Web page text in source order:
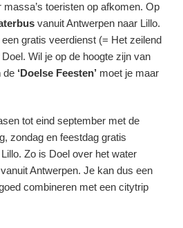
massa’s toeristen op afkomen. Op
vanuit Antwerpen naar Lillo.
gratis veerdienst (= Het zeilend
Wil je op de hoogte zijn van
de ‘Doelse Feesten’ moet je maar
tot eind september met de
zondag en feestdag gratis
Zo is Doel over het water
Antwerpen. Je kan dus een
combineren met een citytrip